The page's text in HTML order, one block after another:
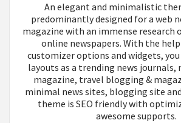
An elegant and minimalistic
predominantly designed for a web
magazine with an immense research
online newspapers. With the
customizer options and widgets,
layouts as a trending news journals,
magazine, travel blogging &
minimal news sites, blogging site
theme is SEO friendly with
awesome supports.